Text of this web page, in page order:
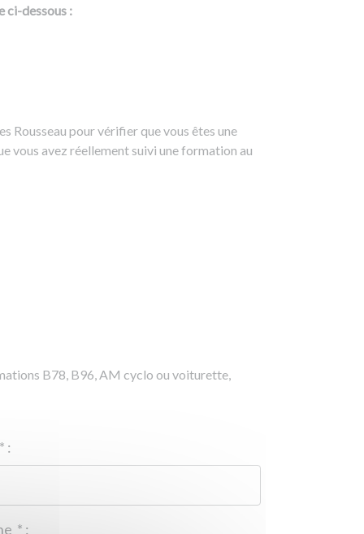
ci-dessous :
Rousseau pour vérifier que vous êtes une
vous avez réellement suivi une formation au
B78, B96, AM cyclo ou voiturette,
* :
* :